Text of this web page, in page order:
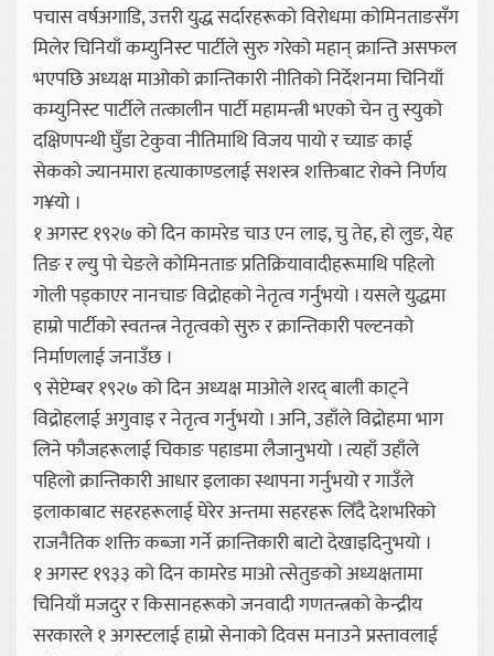
पचास वर्षअगाडि, उत्तरी युद्ध सर्दारहरूको विरोधमा कोमिनताङसँग
मिलेर चिनियाँ कम्युनिस्ट पार्टीले सुरु गरेको महान् क्रान्ति असफल
भएपछि अध्यक्ष माओको क्रान्तिकारी नीतिको निर्देशनमा चिनियाँ
कम्युनिस्ट पार्टीले तत्कालीन पार्टी महामन्त्री भएको चेन तु स्युको
दक्षिणपन्थी घुँडा टेकुवा नीतिमाथि विजय पायो र च्याङ काई
सेकको ज्यानमारा हत्याकाण्डलाई सशस्त्र शक्तिबाट रोक्ने निर्णय
ग¥यो ।
१ अगस्ट १९२७ को दिन कामरेड चाउ एन लाइ, चु तेह, हो लुङ, येह
तिङ र ल्यु पो चेङले कोमिनताङ प्रतिक्रियावादीहरूमाथि पहिलो
गोली पड्काएर नानचाङ विद्रोहको नेतृत्व गर्नुभयो । यसले युद्धमा
हाम्रो पार्टीको स्वतन्त्र नेतृत्वको सुरु र क्रान्तिकारी पल्टनको
निर्माणलाई जनाउँछ ।
९ सेप्टेम्बर १९२७ को दिन अध्यक्ष माओले शरद् बाली काट्ने
विद्रोहलाई अगुवाइ र नेतृत्व गर्नुभयो । अनि, उहाँले विद्रोहमा भाग
लिने फौजहरूलाई चिकाङ पहाडमा लैजानुभयो । त्यहाँ उहाँले
पहिलो क्रान्तिकारी आधार इलाका स्थापना गर्नुभयो र गाउँले
इलाकाबाट सहरहरूलाई घेरेर अन्तमा सहरहरू लिँदै देशभरिको
राजनैतिक शक्ति कब्जा गर्ने क्रान्तिकारी बाटो देखाइदिनुभयो ।
१ अगस्ट १९३३ को दिन कामरेड माओ त्सेतुङको अध्यक्षतामा
चिनियाँ मजदुर र किसानहरूको जनवादी गणतन्त्रको केन्द्रीय
सरकारले १ अगस्टलाई हाम्रो सेनाको दिवस मनाउने प्रस्तावलाई